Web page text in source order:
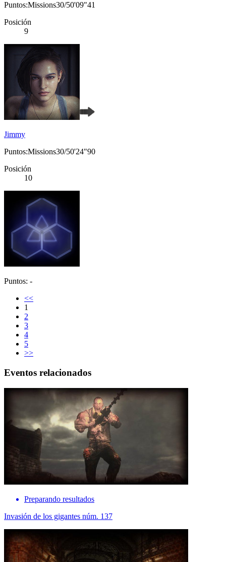
Puntos:Missions30/50'09"41
Posición
9
Jimmy
Puntos:Missions30/50'24"90
Posición
10
Puntos: -
<<
1
2
3
4
5
>>
Eventos relacionados
Preparando resultados
Invasión de los gigantes núm. 137